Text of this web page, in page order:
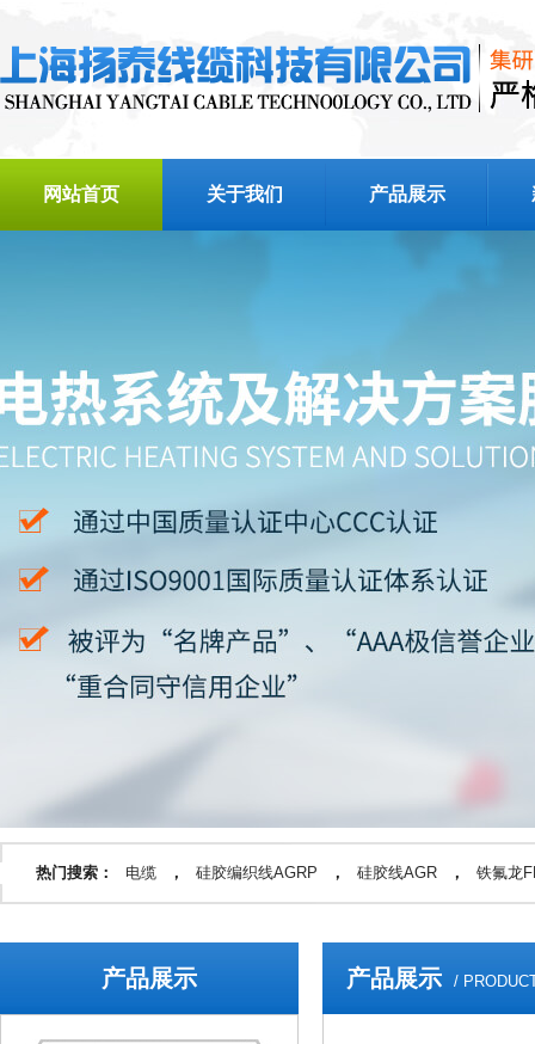
网站首页 关于我们 产品展示
热门搜索： 电缆 ， 硅胶编织线AGRP ， 硅胶线AGR ， 铁氟龙
产品展示 产品展示 /